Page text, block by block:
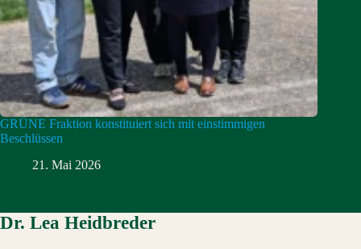
GRÜNE Fraktion konstituiert sich mit einstimmigen
Beschlüssen
21. Mai 2026
Dr. Lea Heidbreder